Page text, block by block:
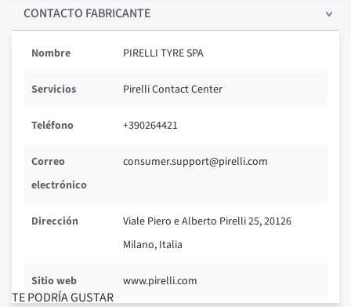
TE PODRÍA GUSTAR
CONTACTO FABRICANTE
Nombre PIRELLI TYRE SPA
Servicios Pirelli Contact Center
Teléfono +390264421
Correo
electrónico
consumer.support@pirelli.com
Dirección
Viale Piero e Alberto Pirelli 25, 20126
Milano, Italia
Sitio web www.pirelli.com